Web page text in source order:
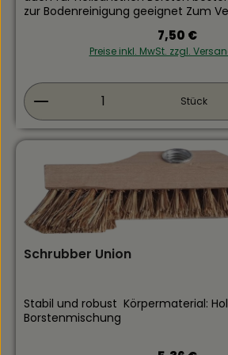
zur Bodenreinigung geeignet Zum
Bautenschutz und beimRegulärer
7,50 €
Preise inkl. MwSt. zzgl.
Produkt Anzahl: Gib den
Stück
Schrubber Union
Stabil und robust Körpermaterial: